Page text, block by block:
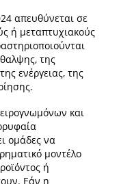
απευθύνεται σε
ή μεταπτυχιακούς
της
ενέργειας, της
και
ομάδες να
μοντέλο
ή
Εάν η